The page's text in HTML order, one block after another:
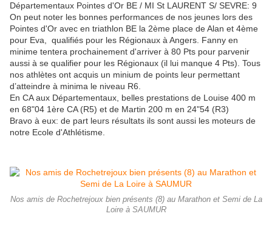
Départementaux Pointes d'Or BE / MI St LAURENT S/ SEVRE: 9
On peut noter les bonnes performances de nos jeunes lors des
Pointes d'Or avec en triathlon BE la 2ème place de Alan et 4ème
pour Eva, qualifiés pour les Régionaux à Angers. Fanny en
minime tentera prochainement d'arriver à 80 Pts pour parvenir
aussi à se qualifier pour les Régionaux (il lui manque 4 Pts). Tous
nos athlètes ont acquis un minium de points leur permettant
d’atteindre à minima le niveau R6.
En CA aux Départementaux, belles prestations de Louise 400 m
en 68"04 1ère CA (R5) et de Martin 200 m en 24"54 (R3)
Bravo à eux: de part leurs résultats ils sont aussi les moteurs de
notre Ecole d'Athlétisme.
Nos amis de Rochetrejoux bien présents (8) au Marathon et Semi de La
Loire à SAUMUR